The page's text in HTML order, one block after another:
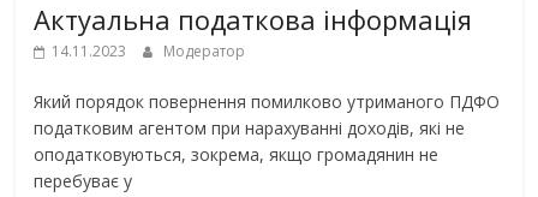
Актуальна податкова інформація
14.11.2023 Модератор
Який порядок повернення помилково утриманого ПДФО
податковим агентом при нарахуванні доходів, які не
оподатковуються, зокрема, якщо громадянин не
перебуває у